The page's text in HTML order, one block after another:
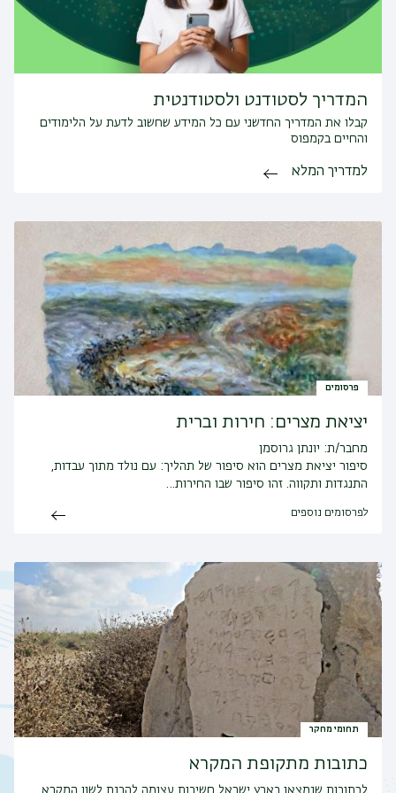
המדריך לסטודנט ולסטודנטית
קבלו את המדריך החדשני עם כל המידע שחשוב לדעת על הלימודים
והחיים בקמפוס
למדריך המלא
פרסומים
יציאת מצרים: חירות וברית
מחבר/ת: יונתן גרוסמן
סיפור יציאת מצרים הוא סיפור של תהליך: עם נולד מתוך עבדות,
התנגדות ותקווה. זהו סיפור שבו החירות…
לפרסומים נוספים
תחומי מחקר
כתובות מתקופת המקרא
לכתובות שנמצאו בארץ ישראל חשיבות עצומה להבנת לשון המקרא,